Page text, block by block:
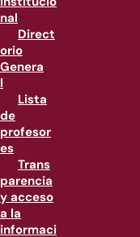
nal
Direct
orio
Genera
l
Lista
de
profesor
es
Trans
parencia
y acceso
a la
informaci